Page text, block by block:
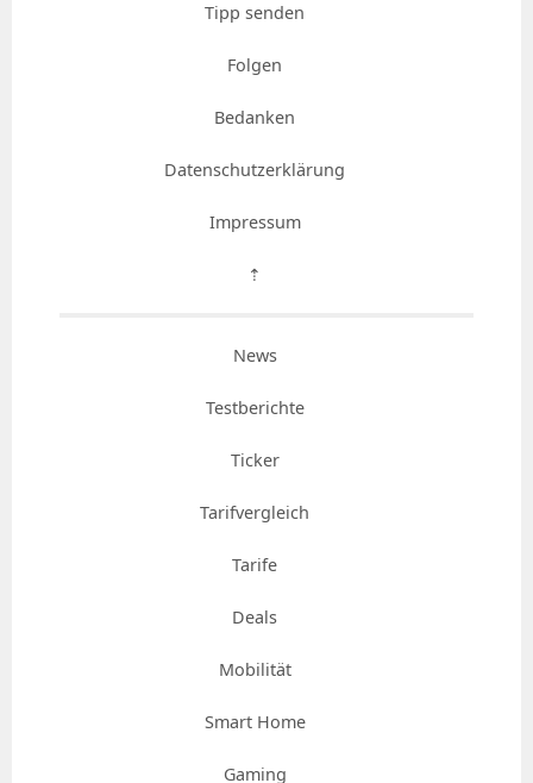
Tipp senden
Folgen
Bedanken
Datenschutzerklärung
Impressum
⇡
News
Testberichte
Ticker
Tarifvergleich
Tarife
Deals
Mobilität
Smart Home
Gaming